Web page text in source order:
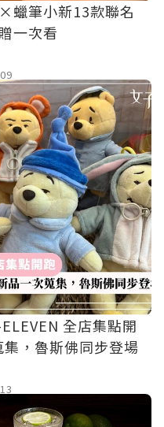
蠟筆小新13款聯名
一次看
全店集點開
，魯斯佛同步登場